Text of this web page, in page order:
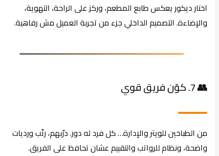
اختار ديكور يعكس طابع المطعم، وركز على الراحة، التهوية،
والإضاءة. التصميم الداخلي جزء من تجربة العميل مش رفاهية.
من الطباخين للويتر والإدارة… كل فرد له دور. درّبهم، رتّب ورديات
واضحة، ونظام للرواتب والتقييم عشان تحافظ على الفريق.